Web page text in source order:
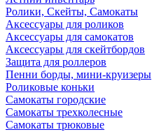
Ролики, Скейты, Самокаты
Аксессуары для роликов
Аксессуары для самокатов
Аксессуары для скейтбордов
Защита для роллеров
Пенни борды, мини-круизеры
Роликовые коньки
Самокаты городские
Самокаты трехколесные
Самокаты трюковые